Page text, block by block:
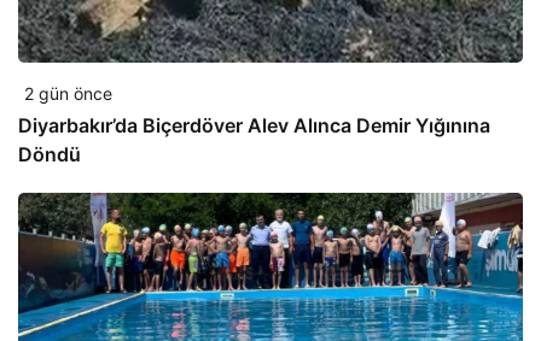
2 gün önce
Diyarbakır’da Biçerdöver Alev Alınca Demir Yığınına
Döndü